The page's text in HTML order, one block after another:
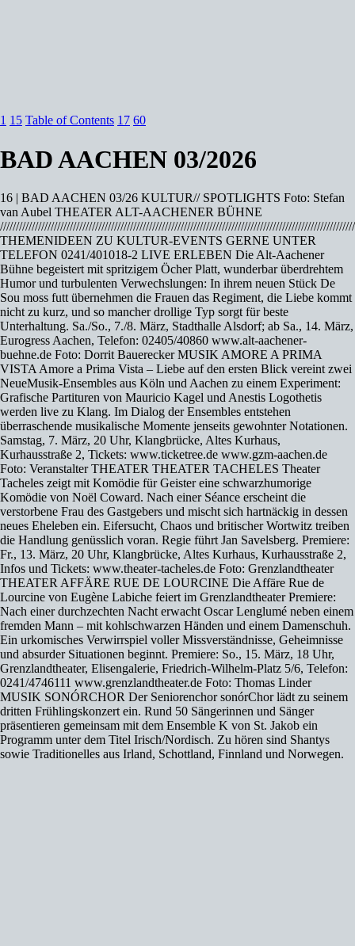
1 15 Table of Contents 17 60
BAD AACHEN 03/2026
16 | BAD AACHEN 03/26 KULTUR// SPOTLIGHTS Foto: Stefan
van Aubel THEATER ALT-AACHENER BÜHNE
THEMENIDEEN ZU KULTUR-EVENTS GERNE UNTER
TELEFON 0241/401018-2 LIVE ERLEBEN Die Alt-Aachener
Bühne begeistert mit spritzigem Öcher Platt, wunderbar überdrehtem
Humor und turbulenten Verwechslungen: In ihrem neuen Stück De
Sou moss futt übernehmen die Frauen das Regiment, die Liebe kommt
nicht zu kurz, und so mancher drollige Typ sorgt für beste
Unterhaltung. Sa./So., 7./8. März, Stadthalle Alsdorf; ab Sa., 14. März,
Eurogress Aachen, Telefon: 02405/40860 www.alt-aachener-
buehne.de Foto: Dorrit Bauerecker MUSIK AMORE A PRIMA
VISTA Amore a Prima Vista – Liebe auf den ersten Blick vereint zwei
NeueMusik-Ensembles aus Köln und Aachen zu einem Experiment:
Grafische Partituren von Mauricio Kagel und Anestis Logothetis
werden live zu Klang. Im Dialog der Ensembles entstehen
überraschende musikalische Momente jenseits gewohnter Notationen.
Samstag, 7. März, 20 Uhr, Klangbrücke, Altes Kurhaus,
Kurhausstraße 2, Tickets: www.ticketree.de www.gzm-aachen.de
Foto: Veranstalter THEATER THEATER TACHELES Theater
Tacheles zeigt mit Komödie für Geister eine schwarzhumorige
Komödie von Noël Coward. Nach einer Séance erscheint die
verstorbene Frau des Gastgebers und mischt sich hartnäckig in dessen
neues Eheleben ein. Eifersucht, Chaos und britischer Wortwitz treiben
die Handlung genüsslich voran. Regie führt Jan Savelsberg. Premiere:
Fr., 13. März, 20 Uhr, Klangbrücke, Altes Kurhaus, Kurhausstraße 2,
Infos und Tickets: www.theater-tacheles.de Foto: Grenzlandtheater
THEATER AFFÄRE RUE DE LOURCINE Die Affäre Rue de
Lourcine von Eugène Labiche feiert im Grenzlandtheater Premiere:
Nach einer durchzechten Nacht erwacht Oscar Lenglumé neben einem
fremden Mann – mit kohlschwarzen Händen und einem Damenschuh.
Ein urkomisches Verwirrspiel voller Missverständnisse, Geheimnisse
und absurder Situationen beginnt. Premiere: So., 15. März, 18 Uhr,
Grenzlandtheater, Elisengalerie, Friedrich-Wilhelm-Platz 5/6, Telefon:
0241/4746111 www.grenzlandtheater.de Foto: Thomas Linder
MUSIK SONÓRCHOR Der Seniorenchor sonórChor lädt zu seinem
dritten Frühlingskonzert ein. Rund 50 Sängerinnen und Sänger
präsentieren gemeinsam mit dem Ensemble K von St. Jakob ein
Programm unter dem Titel Irisch/Nordisch. Zu hören sind Shantys
sowie Traditionelles aus Irland, Schottland, Finnland und Norwegen.